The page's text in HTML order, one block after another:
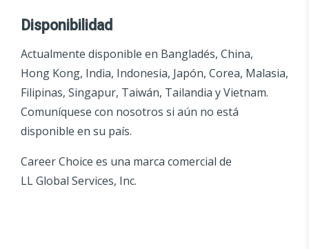
Disponibilidad
Actualmente disponible en Bangladés, China,
Hong Kong, India, Indonesia, Japón, Corea, Malasia,
Filipinas, Singapur, Taiwán, Tailandia y Vietnam.
Comuníquese con nosotros si aún no está
disponible en su país.
Career Choice es una marca comercial de
LL Global Services, Inc.